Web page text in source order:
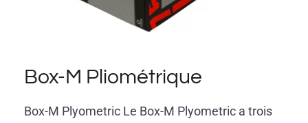
Box-M Pliométrique
Box-M Plyometric Le Box-M Plyometric a trois